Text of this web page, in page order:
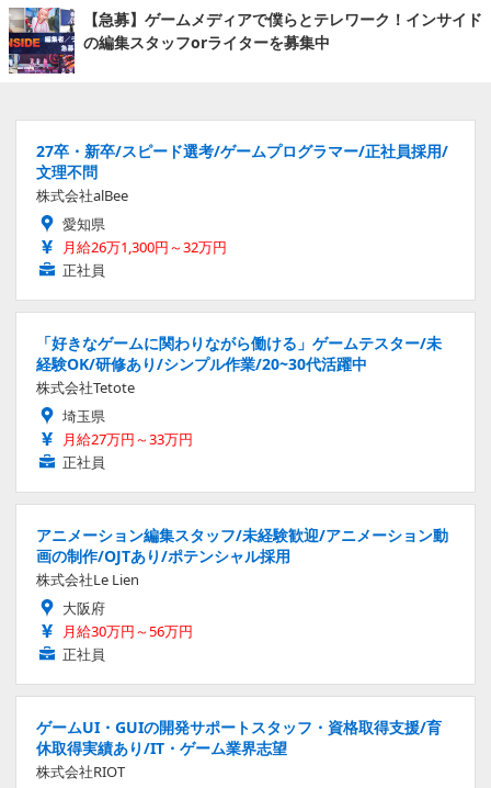
【急募】ゲームメディアで僕らとテレワーク！インサイド
の編集スタッフorライターを募集中
27卒・新卒/スピード選考/ゲームプログラマー/正社員採用/
文理不問
株式会社alBee
愛知県
月給26万1,300円～32万円
正社員
「好きなゲームに関わりながら働ける」ゲームテスター/未
経験OK/研修あり/シンプル作業/20~30代活躍中
株式会社Tetote
埼玉県
月給27万円～33万円
正社員
アニメーション編集スタッフ/未経験歓迎/アニメーション動
画の制作/OJTあり/ポテンシャル採用
株式会社Le Lien
大阪府
月給30万円～56万円
正社員
ゲームUI・GUIの開発サポートスタッフ・資格取得支援/育
休取得実績あり/IT・ゲーム業界志望
株式会社RIOT